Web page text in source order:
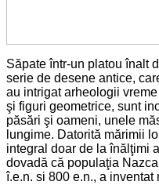
Săpate într-un platou înalt
serie de desene antice,
au intrigat arheologii
şi figuri geometrice, sunt
păsări şi oameni, unele
lungime. Datorită mărimii
integral doar de la înălţimi
dovadă că populaţia
î.e.n. si 800 e.n., a inventat